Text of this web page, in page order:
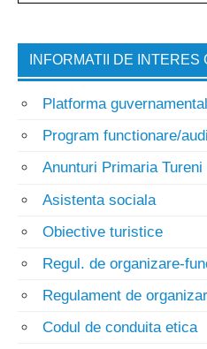
INFORMATII DE INTERES
Platforma
Program functionare/
Anunturi Primaria Tureni
Asistenta sociala
Obiective turistice
Regul. de organizare-
Regulament de
Codul de conduita etica